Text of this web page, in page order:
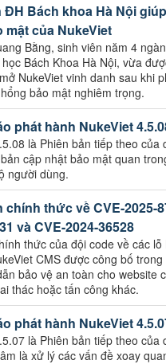
ĐH Bách khoa Hà Nội
mật của NukeViet
Bằng, sinh viên năm 4
Bách Khoa Hà Nội, vừa
NukeViet vinh danh sau khi
bảo mật nghiêm trọng.
phát hành NukeViet
là Phiên bản tiếp theo của
cập nhật bảo mật quan
người dùng.
chính thức về CVE-2025-
và CVE-2024-36528
thức của đội code về các
CMS được công bố
bảo vệ an toàn cho website
thác hoặc tấn công khác.
phát hành NukeViet
là Phiên bản tiếp theo của
là xử lý các vấn đề xoay